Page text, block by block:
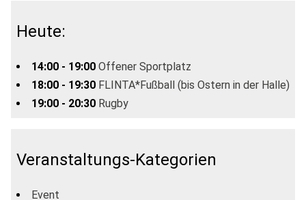
Heute:
14:00 - 19:00 Offener Sportplatz
18:00 - 19:30 FLINTA*Fußball (bis Ostern in der Halle)
19:00 - 20:30 Rugby
Veranstaltungs-Kategorien
Event